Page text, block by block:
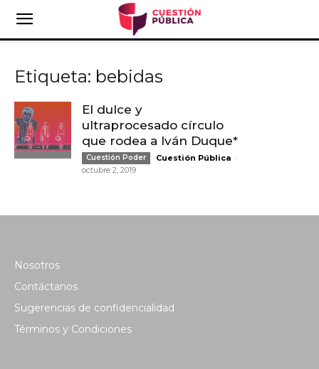
Etiqueta: bebidas
El dulce y
ultraprocesado círculo
que rodea a Iván Duque*
Cuestión Poder Cuestión Pública -
octubre 2, 2019
Nosotros
Contáctanos
Sugerencias de confidencialidad
Términos y Condiciones